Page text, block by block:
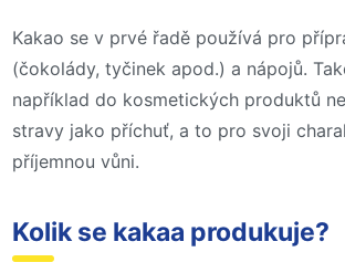
Kakao se v prvé řadě používá pro
(čokolády, tyčinek apod.) a nápojů.
například do kosmetických produktů
stravy jako příchuť, a to pro svoji
příjemnou vůni.
Kolik se kakaa produkuje?